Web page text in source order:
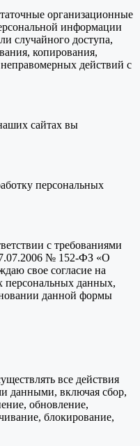
организационные
информации
случайного доступа,
копирования,
действий с
сайтах вы
персональных
с требованиями
№ 152-ФЗ «О
свое согласие на
персональных данных,
данной формы
все действия
данными, включая сбор,
обновление,
блокирование,